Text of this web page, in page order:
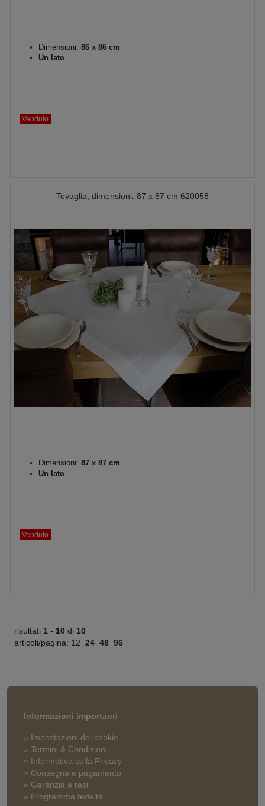
Dimensioni: 86 x 86 cm
Un lato
Venduto
Tovaglia, dimensioni: 87 x 87 cm 620058
Dimensioni: 87 x 87 cm
Un lato
Venduto
risultati 1 - 10 di 10
articoli/pagina: 12 24 48 96
Informazioni importanti
» Impostazioni dei cookie
» Termini & Condizioni
» Informativa sulla Privacy
» Consegna e pagamento
» Garanzia e resi
» Programma fedeltà